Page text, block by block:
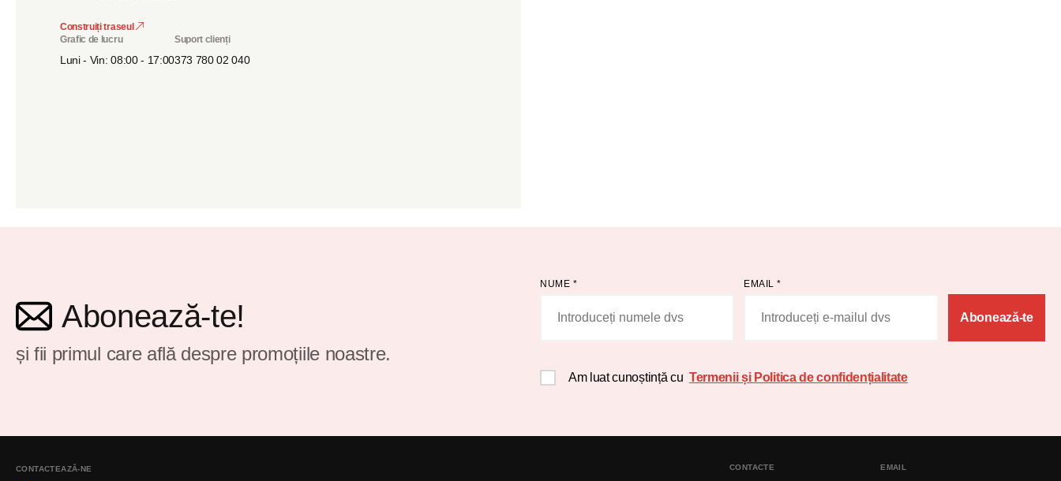
Construiți traseul
Grafic de lucru
Luni - Vin: 08:00 - 17:00
Suport clienți
373 780 02 040
Abonează-te!
și fii primul care află despre promoțiile noastre.
NUME * EMAIL*
Abonează-te
Am luat cunoștință cu Termenii și Politica de confidențialitate
CONTACTEAZĂ-NE CONTACTE EMAIL